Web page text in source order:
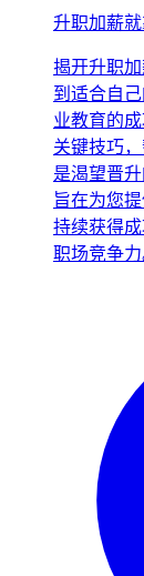
升职加薪
揭开升职
到适合自
业教育的
关键技巧
是渴望晋
旨在为您
持续获得
职场竞争力